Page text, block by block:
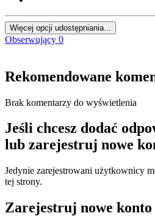
Więcej opcji udostępniania...
Obserwujący 0
Rekomendowane
Brak komentarzy do wyświetlenia
Jeśli chcesz dodać
lub zarejestruj nowe
Jedynie zarejestrowani użytkownicy
tej strony.
Zarejestruj nowe konto